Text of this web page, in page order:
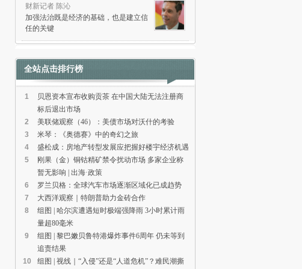
财新记者 陈沁
加强法治既是经济的基础，也是建立信
任的关键
全站点击排行榜
1
贝恩资本宣布收购贡茶 在中国大陆无法注册商
标后退出市场
2
美联储观察（46）：美债市场对沃什的考验
3
米琴：《奥德赛》中的奇幻之旅
4
盛松成：房地产转型发展应把握好楼宇经济机遇
5
刚果（金）铜钴精矿禁令扰动市场 多家企业称
暂无影响 | 出海·政策
6
罗兰贝格：全球汽车市场逐渐区域化已成趋势
7
大西洋观察｜特朗普助力金砖合作
8
组图 | 哈尔滨遭遇短时极端强降雨 3小时累计雨
量超80毫米
9
组图 | 黎巴嫩贝鲁特港爆炸事件6周年 仍未等到
追责结果
10
组图 | 视线｜“入侵”还是“人道危机”？难民潮撕